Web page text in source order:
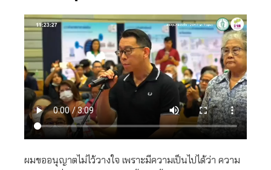
ผมขออนุญาตไม่ไว้วางใจ เพราะมีความเป็นไปได้ว่า ความ